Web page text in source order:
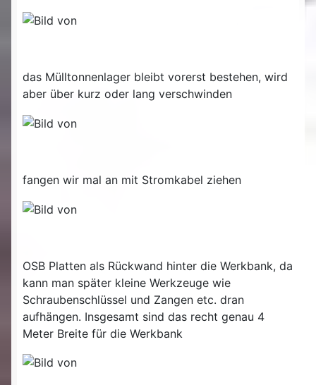
das Mülltonnenlager bleibt vorerst bestehen, wird
aber über kurz oder lang verschwinden
fangen wir mal an mit Stromkabel ziehen
OSB Platten als Rückwand hinter die Werkbank, da
kann man später kleine Werkzeuge wie
Schraubenschlüssel und Zangen etc. dran
aufhängen. Insgesamt sind das recht genau 4
Meter Breite für die Werkbank